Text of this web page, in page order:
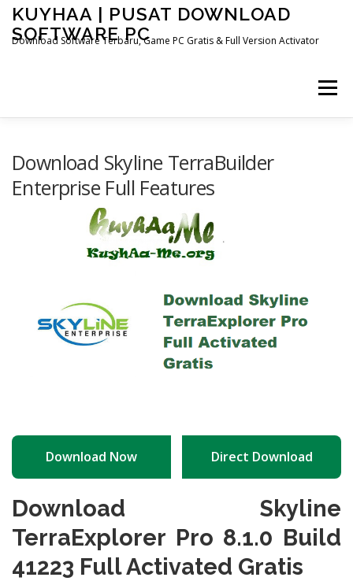
Skip
content
KUYHAA | PUSAT DOWNLOAD
SOFTWARE PC
Download Software Terbaru, Game PC Gratis & Full Version Activator
Menu
OTHER PAGES
Download Skyline TerraBuilder
Enterprise Full Features
Download Now Direct Download
Download Skyline
TerraExplorer Pro 8.1.0 Build
41223 Full Activated Gratis